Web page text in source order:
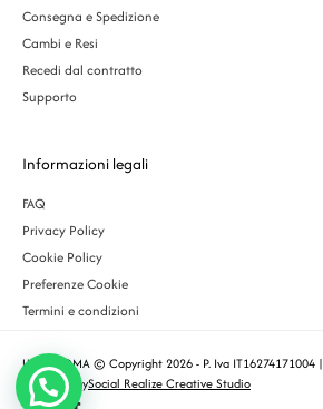
Consegna e Spedizione
Cambi e Resi
Recedi dal contratto
Supporto
Informazioni legali
FAQ
Privacy Policy
Cookie Policy
Preferenze Cookie
Termini e condizioni
URBS ROMA © Copyright 2026 - P. Iva IT16274171004 |
Designed bySocial Realize Creative Studio